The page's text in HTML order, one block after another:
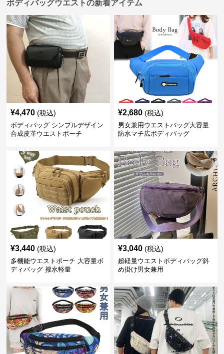
ボディバッグウエストの新着アイテム
¥4,470 (税込)
ボディバッグ シンプルデザイン
合成皮革ウエストポーチ
¥2,680 (税込)
男女兼用ウエストバッグ大容量
防水マチ広ボディバッグ
¥3,440 (税込)
多機能ウエストポーチ 大容量ボ
ディバッグ 撥水軽量
¥3,040 (税込)
超軽量ウエストボディバッグ斜
め掛け男女兼用